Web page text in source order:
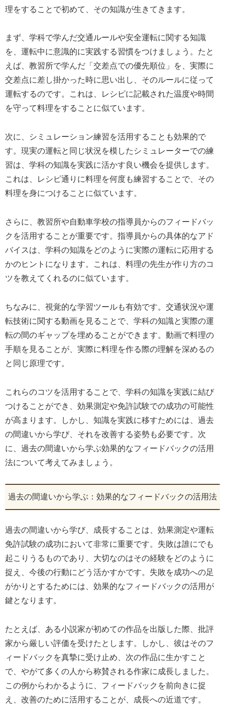
理をすることで初めて、その知識が生きてきます。
まず、学科で学んだ交通ルールや安全運転に関する知識
を、運転中に意識的に実践する習慣をつけましょう。たと
えば、教習所で学んだ「交差点での優先順位」を、実際に
交差点に差し掛かった時に思い出し、そのルールに従って
運転するのです。これは、レシピに記載された温度や時間
を守って料理をすることに似ています。
次に、シミュレーション練習を活用することも効果的で
す。現実の運転と同じ状況を模したシミュレーターでの練
習は、学科の知識を実践に活かす良い機会を提供します。
これは、レシピ通りに料理を何度も練習することで、その
料理を身につけることに似ています。
さらに、教習所や自動車学校の指導員からのフィードバッ
クを活用することが重要です。指導員からの具体的なアド
バイスは、学科の知識をどのように実際の運転に応用する
かのヒントになります。これは、料理の先生が作り方のコ
ツを教えてくれるのに似ています。
ちなみに、視覚的な学習ツールも有効です。交通状況や運
転技術に関する動画を見ることで、学科の知識と実際の運
転の間のギャップを埋めることができます。動画で料理の
手順を見ることが、実際に料理を作る際の理解を深めるの
と同じ原理です。
これらのコツを活用することで、学科の知識を実践に結び
つけることができ、効果測定や免許試験での成功の可能性
が高まります。しかし、知識を実践に移すためには、過去
の間違いから学び、それを改善する姿勢も必要です。次
に、過去の間違いから学ぶ効果的なフィードバックの活用
法について考えてみましょう。
過去の間違いから学ぶ：効果的なフィードバックの活用法
過去の間違いから学び、成長することは、効果測定や運転
免許試験の成功において非常に重要です。失敗は誰にでも
起こりうるものであり、大切なのはその経験をどのように
捉え、今後の行動にどう活かすかです。失敗を成功への足
がかりとするためには、効果的なフィードバックの活用が
鍵となります。
たとえば、ある小説家が初めての作品を出版した際、批評
家から厳しい評価を受けたとします。しかし、彼はそのフ
ィードバックを真摯に受け止め、次の作品に生かすこと
で、やがて多くの人から称賛される作家に成長しました。
この例からわかるように、フィードバックを前向きに捉
え、改善のために活用することが、成長への近道です。